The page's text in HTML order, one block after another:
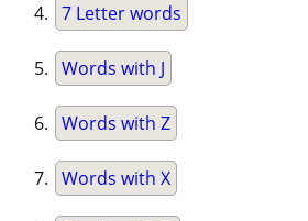
7 Letter words
Words with J
Words with Z
Words with X